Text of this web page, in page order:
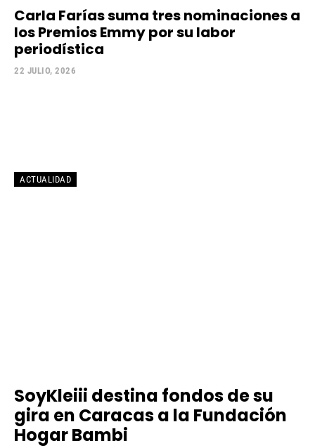
Carla Farías suma tres nominaciones a
los Premios Emmy por su labor
periodística
22 JULIO, 2026
ACTUALIDAD
SoyKleiii destina fondos de su
gira en Caracas a la Fundación
Hogar Bambi